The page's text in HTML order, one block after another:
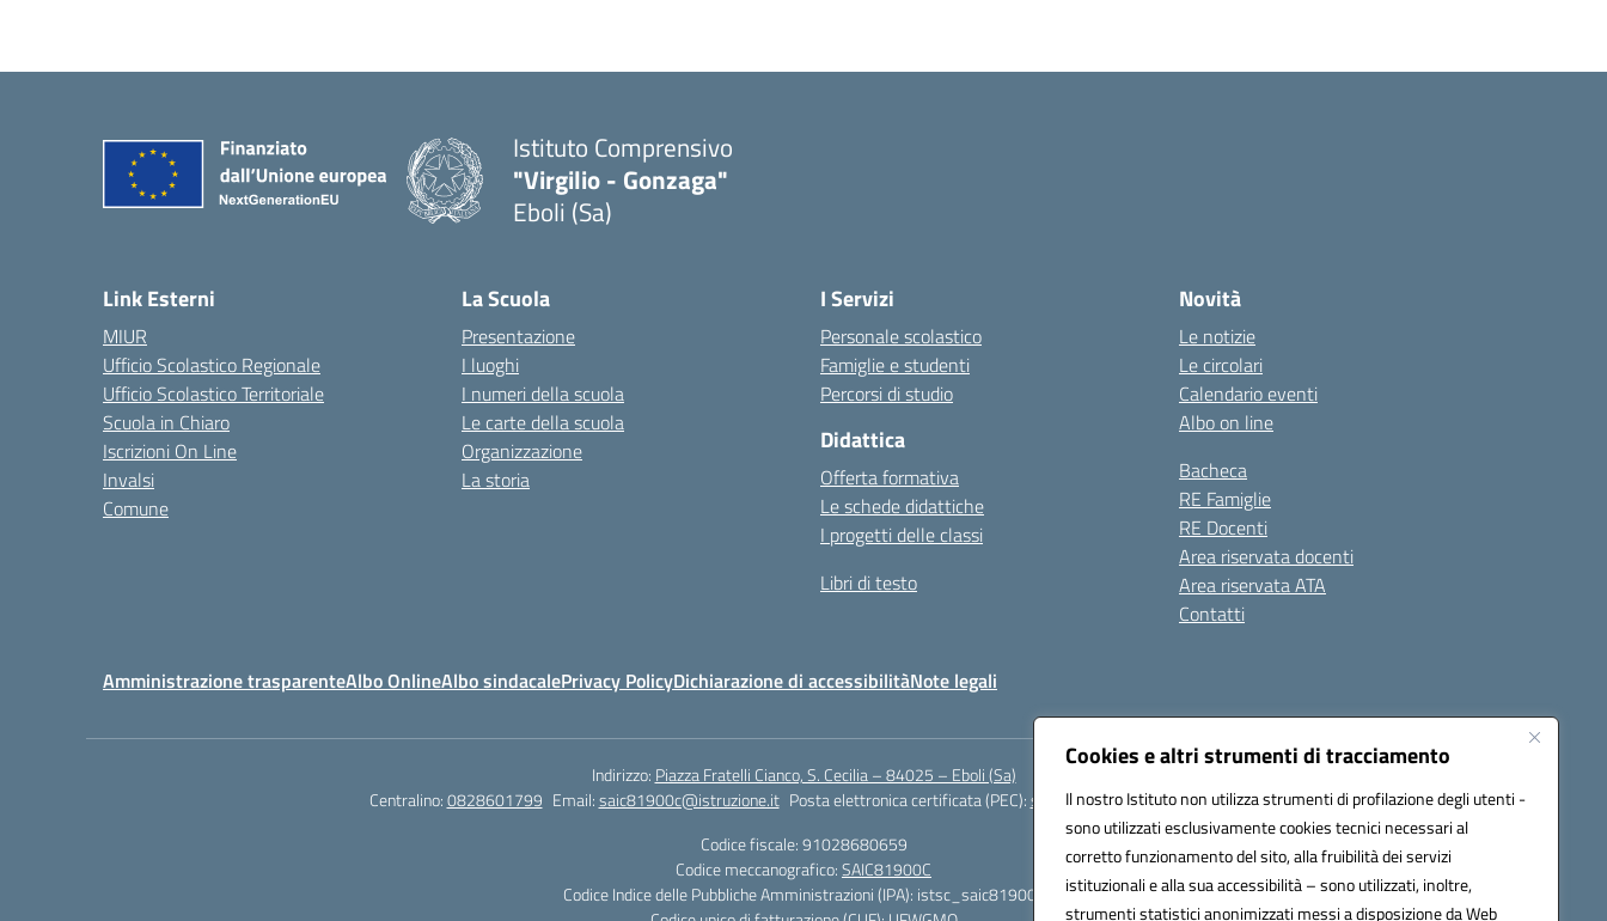
Cookies e altri strumenti di tracciamento
Il nostro Istituto non utilizza strumenti di profilazione degli utenti -
sono utilizzati esclusivamente cookies tecnici necessari al
corretto funzionamento del sito, alla fruibilità dei servizi
istituzionali e alla sua accessibilità – sono utilizzati, inoltre,
strumenti statistici anonimizzati messi a disposizione da Web
Istituto Comprensivo
"Virgilio - Gonzaga"
Eboli (Sa)
Link Esterni
MIUR
Ufficio Scolastico Regionale
Ufficio Scolastico Territoriale
Scuola in Chiaro
Iscrizioni On Line
Invalsi
Comune
La Scuola
Presentazione
I luoghi
I numeri della scuola
Le carte della scuola
Organizzazione
La storia
I Servizi
Personale scolastico
Famiglie e studenti
Percorsi di studio
Didattica
Offerta formativa
Le schede didattiche
I progetti delle classi
Libri di testo
Novità
Le notizie
Le circolari
Calendario eventi
Albo on line
Bacheca
RE Famiglie
RE Docenti
Area riservata docenti
Area riservata ATA
Contatti
Amministrazione trasparenteAlbo OnlineAlbo sindacalePrivacy PolicyDichiarazione di accessibilitàNote legali
Indirizzo: Piazza Fratelli Cianco, S. Cecilia – 84025 – Eboli (Sa)
Centralino:0828601799 Email:saic81900c@istruzione.it Posta elettronica certificata (PEC):saic81900c@pec.istruzione.it
Codice fiscale: 91028680659
Codice meccanografico:SAIC81900C
Codice Indice delle Pubbliche Amministrazioni (IPA): istsc_saic81900c